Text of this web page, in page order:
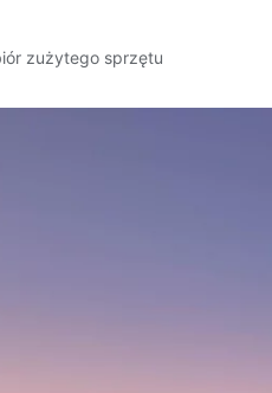
zużytego sprzętu